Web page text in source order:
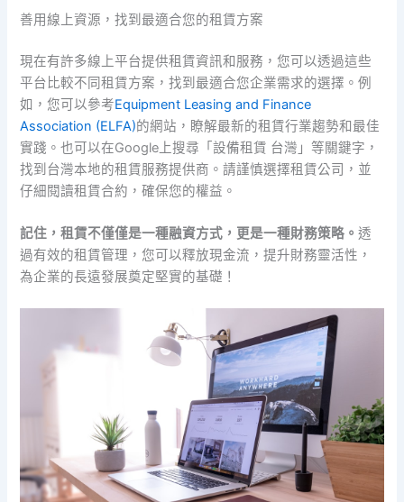
善用線上資源，找到最適合您的租賃方案
現在有許多線上平台提供租賃資訊和服務，您可以透過這些
平台比較不同租賃方案，找到最適合您企業需求的選擇。例
如，您可以參考Equipment Leasing and Finance
Association (ELFA)的網站，瞭解最新的租賃行業趨勢和最佳
實踐。也可以在Google上搜尋「設備租賃 台灣」等關鍵字，
找到台灣本地的租賃服務提供商。請謹慎選擇租賃公司，並
仔細閱讀租賃合約，確保您的權益。
記住，租賃不僅僅是一種融資方式，更是一種財務策略。透
過有效的租賃管理，您可以釋放現金流，提升財務靈活性，
為企業的長遠發展奠定堅實的基礎！